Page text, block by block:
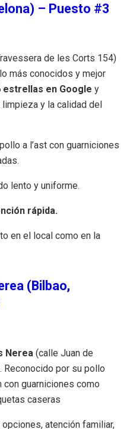
– Puesto #3
de les Corts 154)
más conocidos y mejor
estrellas en Google y
y la calidad del
a l’ast con guarniciones
lento y uniforme.
rápida.
en el local como en la
(Bilbao,
Nerea (calle Juan de
Reconocido por su pollo
con guarniciones como
caseras
atención familiar,